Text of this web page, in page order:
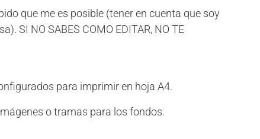
que me es posible (tener en cuenta que soy
SI NO SABES COMO EDITAR, NO TE
para imprimir en hoja A4.
o tramas para los fondos.